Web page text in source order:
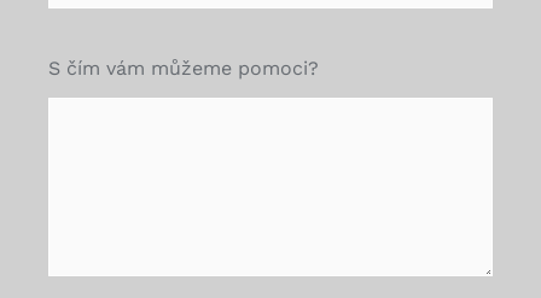
S čím vám můžeme pomoci?